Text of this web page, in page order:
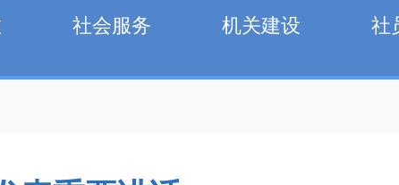
社会服务 机关建设 社